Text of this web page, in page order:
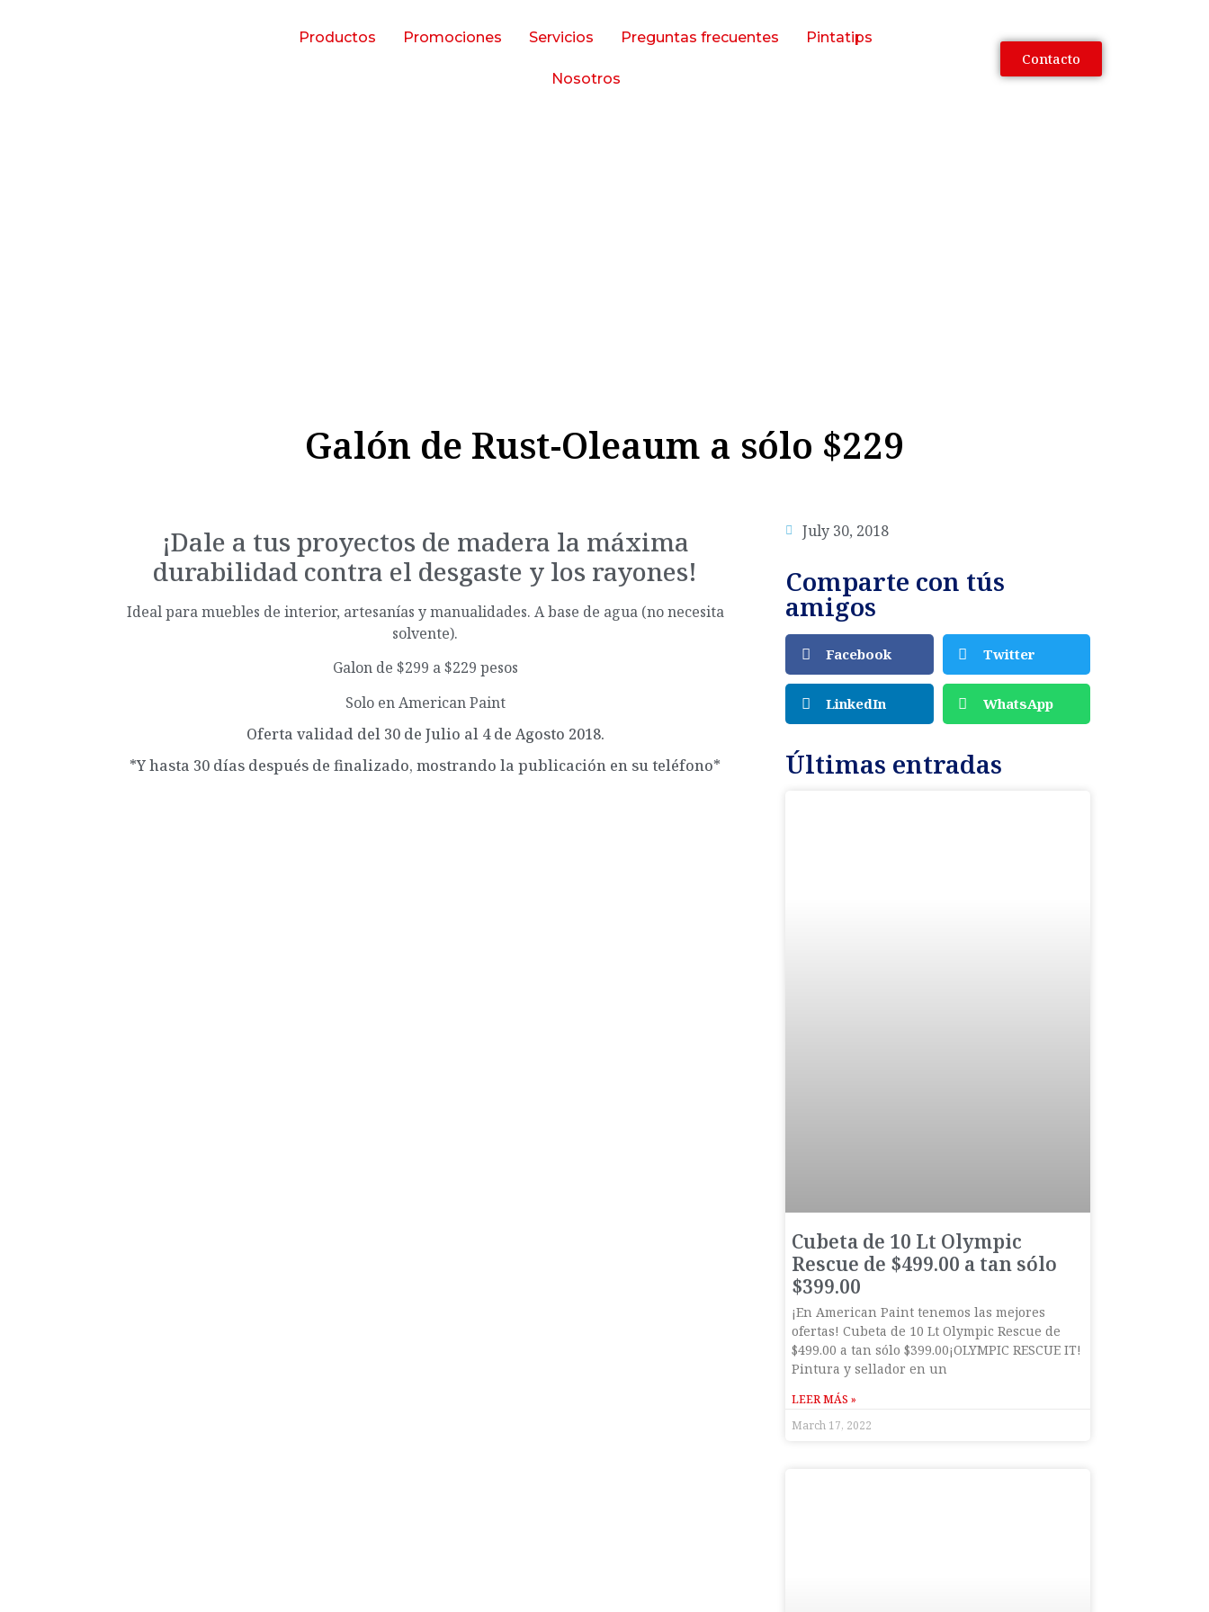
Productos Promociones Servicios Preguntas frecuentes Pintatips
Nosotros
Contacto
Galón de Rust-Oleaum a sólo $229
¡Dale a tus proyectos de madera la máxima
durabilidad contra el desgaste y los rayones!
Ideal para muebles de interior, artesanías y manualidades. A base de agua (no necesita
solvente).
Galon de $299 a $229 pesos
Solo en American Paint
Oferta validad del 30 de Julio al 4 de Agosto 2018.
*Y hasta 30 días después de finalizado, mostrando la publicación en su teléfono*
July 30, 2018
Comparte con tús
amigos
Facebook Twitter
LinkedIn WhatsApp
Últimas entradas
Cubeta de 10 Lt Olympic
Rescue de $499.00 a tan sólo
$399.00
¡En American Paint tenemos las mejores
ofertas! Cubeta de 10 Lt Olympic Rescue de
$499.00 a tan sólo $399.00¡OLYMPIC RESCUE IT!
Pintura y sellador en un
LEER MÁS »
March 17, 2022